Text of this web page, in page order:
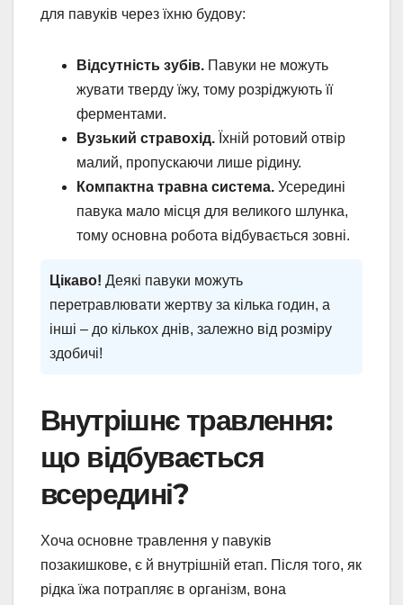
для павуків через їхню будову:
Відсутність зубів. Павуки не можуть
жувати тверду їжу, тому розріджують її
ферментами.
Вузький стравохід. Їхній ротовий отвір
малий, пропускаючи лише рідину.
Компактна травна система. Усередині
павука мало місця для великого шлунка,
тому основна робота відбувається зовні.
Цікаво! Деякі павуки можуть
перетравлювати жертву за кілька годин, а
інші – до кількох днів, залежно від розміру
здобичі!
Внутрішнє травлення:
що відбувається
всередині?
Хоча основне травлення у павуків
позакишкове, є й внутрішній етап. Після того, як
рідка їжа потрапляє в організм, вона